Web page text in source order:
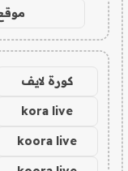
كورة لايف
kora live
koora live